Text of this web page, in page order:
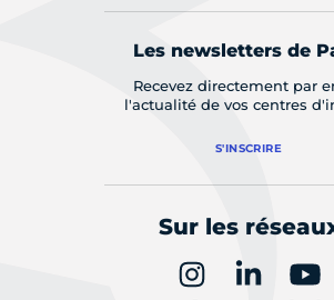
Les newsletters de
Recevez directement par
l'actualité de vos centres
S'INSCRIRE
Sur les